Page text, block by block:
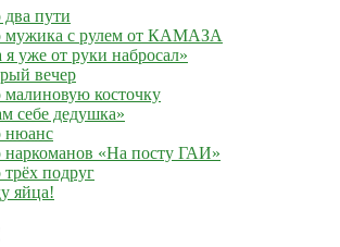
пути
мужика с рулем от КАМАЗА
уже от руки набросал»
вечер
косточку
себе дедушка»
нюанс
наркоманов «На посту ГАИ»
подруг
яйца!